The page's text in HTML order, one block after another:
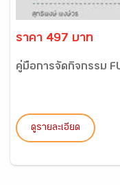
ราคา 497 บาท
คู่มือการจัดกิจกรรม
ดูรายละเอียด